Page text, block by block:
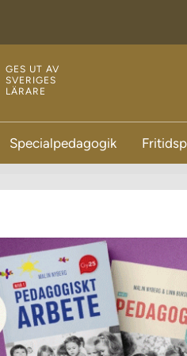
GES UT AV
SVERIGES
LÄRARE
Specialpedagogik